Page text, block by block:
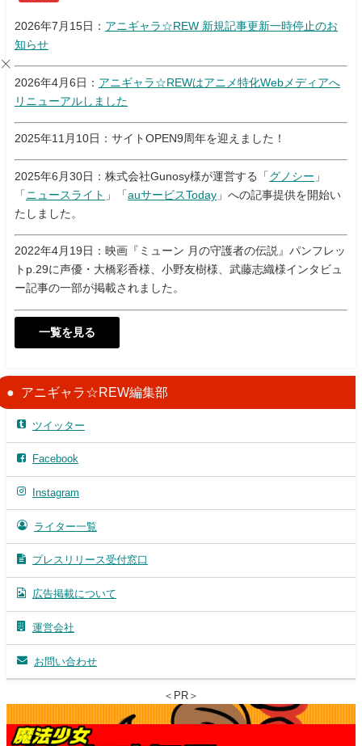
2026年7月15日： アニギャラ☆REW 新規記事更新一時停止のお
知らせ
2026年4月6日： アニギャラ☆REWはアニメ特化Webメディアへ
リニューアルしました
2025年11月10日：サイトOPEN9周年を迎えました！
2025年6月30日：株式会社Gunosy様が運営する「 グノシー 」
「 ニュースライト 」「auサービスToday 」への記事提供を開始い
たしました。
2022年4月19日：映画『ミューン 月の守護者の伝説』パンフレッ
トp.29に声優・大橋彩香様、小野友樹様、武藤志織様インタビュ
ー記事の一部が掲載されました。
一覧を見る
アニギャラ☆REW編集部
ツイッター
Facebook
Instagram
ライター一覧
プレスリリース受付窓口
広告掲載について
運営会社
お問い合わせ
＜PR＞